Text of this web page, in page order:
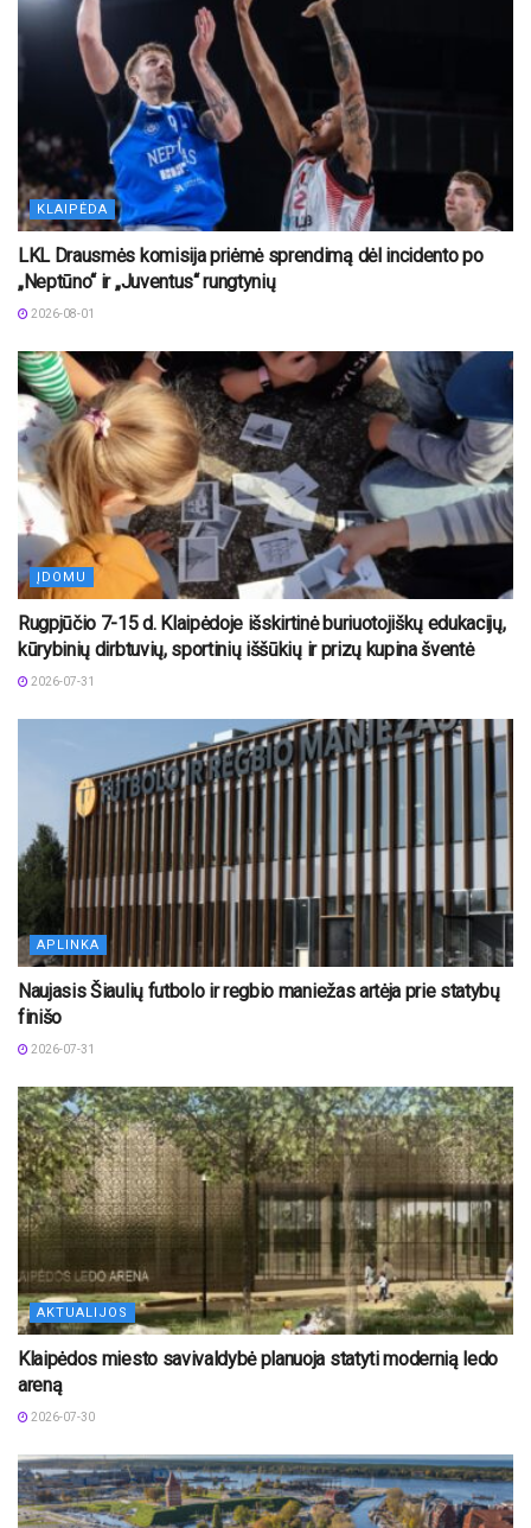
KLAIPĖDA
LKL Drausmės komisija priėmė sprendimą dėl incidento po
„Neptūno“ ir „Juventus“ rungtynių
2026-08-01
ĮDOMU
Rugpjūčio 7-15 d. Klaipėdoje išskirtinė buriuotojiškų edukacijų,
kūrybinių dirbtuvių, sportinių iššūkių ir prizų kupina šventė
2026-07-31
APLINKA
Naujasis Šiaulių futbolo ir regbio maniežas artėja prie statybų
finišo
2026-07-31
AKTUALIJOS
Klaipėdos miesto savivaldybė planuoja statyti modernią ledo
areną
2026-07-30